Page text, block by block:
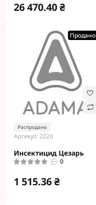
26 470.40 ₴
Продано
Распродано
Артикул: 2220
Инсектицид Цезарь
0
1 515.36 ₴